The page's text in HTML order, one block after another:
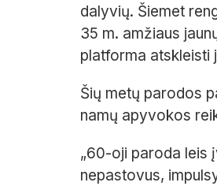
dalyvių. Šiemet
35 m. amžiaus
platforma atskleisti
Šių metų parodos
namų apyvokos
„60-oji paroda leis
nepastovus,